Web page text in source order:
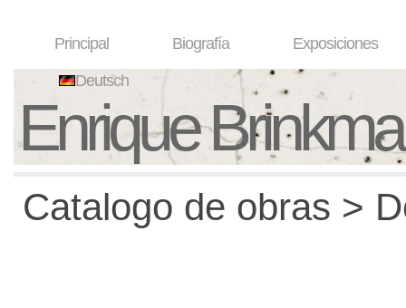
Principal Biografía Exposiciones
Deutsch
Enrique
Catalogo de obras >